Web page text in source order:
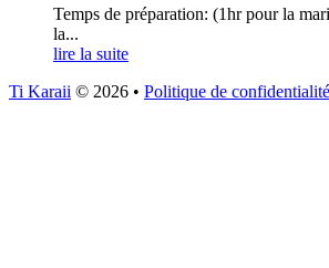
Temps de préparation: (1hr pour la
la...
lire la suite
Ti Karaii © 2026 • Politique de confidentialité